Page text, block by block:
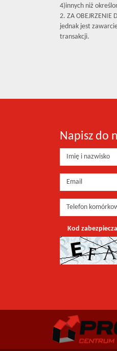
4)innych niż
2. ZA OBEJRZENIE
jednak jest
transakcji.
Napisz do
Kod